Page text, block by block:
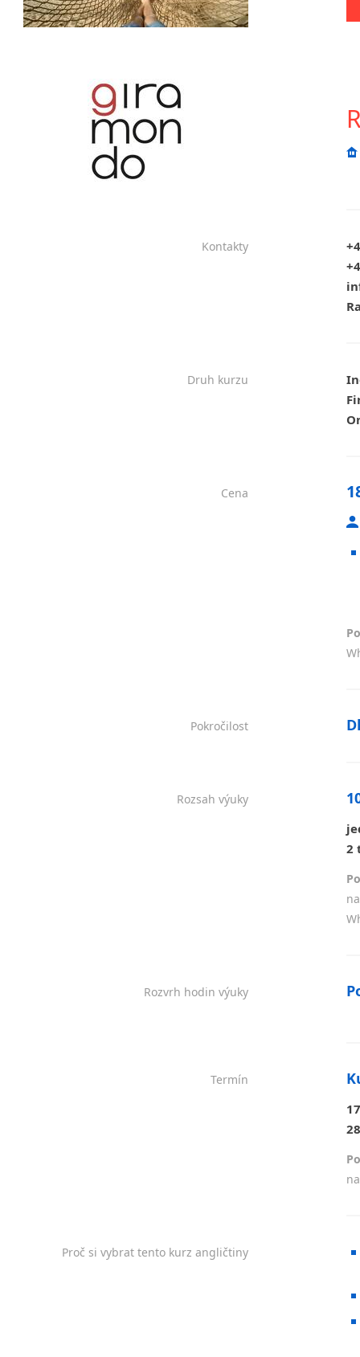
Chrudim
Klatovy
Kolín
Most
Prostějov
Sedlčany
Kontakty
Druh kurzu
Cena
Pokročilost
Rozsah výuky
2
Rozvrh hodin výuky
Termín
Proč si vybrat tento kurz angličtiny